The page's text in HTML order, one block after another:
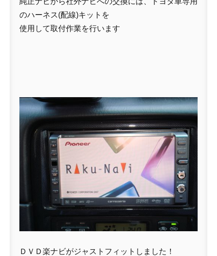
のハーネス(配線)キットを
使用して取付作業を行います
ＤＶＤ楽ナビがジャストフィットしました！